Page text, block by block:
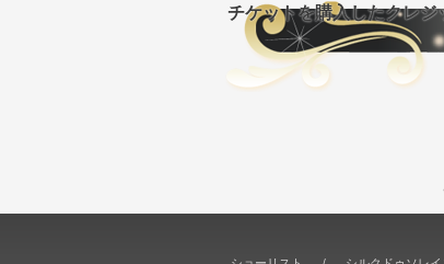
チケットを購入したクレ